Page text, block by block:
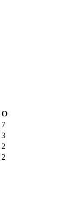
О
7
3
2
2